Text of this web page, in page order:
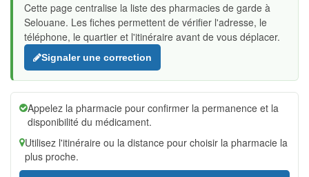
Cette page centralise la liste des pharmacies de garde à
Selouane. Les fiches permettent de vérifier l'adresse, le
téléphone, le quartier et l'itinéraire avant de vous déplacer.
Signaler une correction
Appelez la pharmacie pour confirmer la permanence et la
disponibilité du médicament.
Utilisez l'itinéraire ou la distance pour choisir la pharmacie la
plus proche.